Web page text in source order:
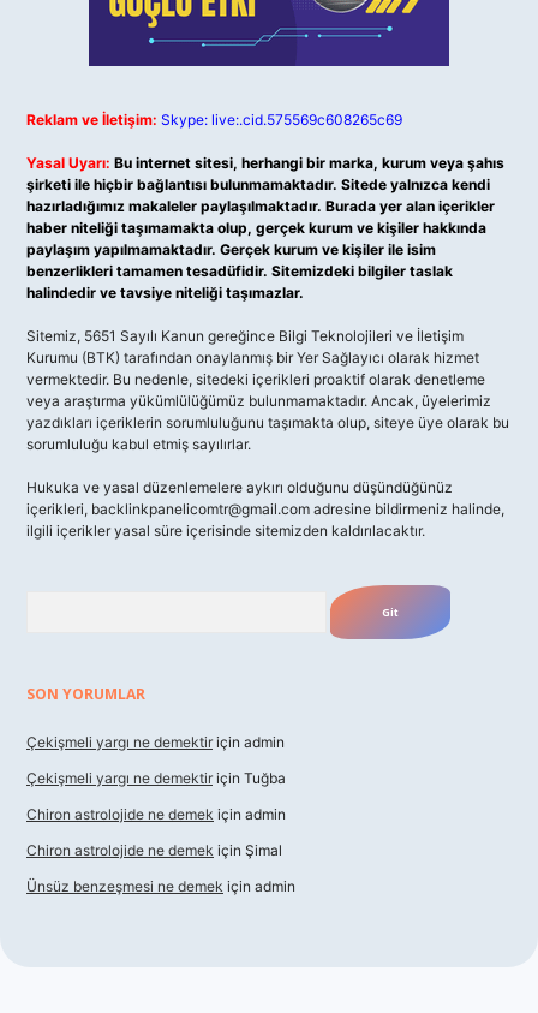
Reklam ve İletişim: Skype: live:.cid.575569c608265c69
Yasal Uyarı: Bu internet sitesi, herhangi bir marka, kurum veya şahıs
şirketi ile hiçbir bağlantısı bulunmamaktadır. Sitede yalnızca kendi
hazırladığımız makaleler paylaşılmaktadır. Burada yer alan içerikler
haber niteliği taşımamakta olup, gerçek kurum ve kişiler hakkında
paylaşım yapılmamaktadır. Gerçek kurum ve kişiler ile isim
benzerlikleri tamamen tesadüfidir. Sitemizdeki bilgiler taslak
halindedir ve tavsiye niteliği taşımazlar.
Sitemiz, 5651 Sayılı Kanun gereğince Bilgi Teknolojileri ve İletişim
Kurumu (BTK) tarafından onaylanmış bir Yer Sağlayıcı olarak hizmet
vermektedir. Bu nedenle, sitedeki içerikleri proaktif olarak denetleme
veya araştırma yükümlülüğümüz bulunmamaktadır. Ancak, üyelerimiz
yazdıkları içeriklerin sorumluluğunu taşımakta olup, siteye üye olarak bu
sorumluluğu kabul etmiş sayılırlar.
Hukuka ve yasal düzenlemelere aykırı olduğunu düşündüğünüz
içerikleri, backlinkpanelicomtr@gmail.com adresine bildirmeniz halinde,
ilgili içerikler yasal süre içerisinde sitemizden kaldırılacaktır.
SON YORUMLAR
Çekişmeli yargı ne demektir için admin
Çekişmeli yargı ne demektir için Tuğba
Chiron astrolojide ne demek için admin
Chiron astrolojide ne demek için Şimal
Ünsüz benzeşmesi ne demek için admin